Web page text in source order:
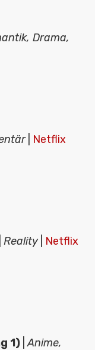
Drama,
| Netflix
Reality| Netflix
1) |Anime,